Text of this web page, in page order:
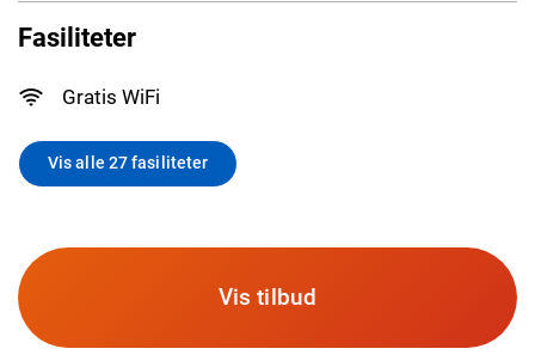
Fasiliteter
Gratis WiFi
Vis alle 27 fasiliteter
Vis tilbud